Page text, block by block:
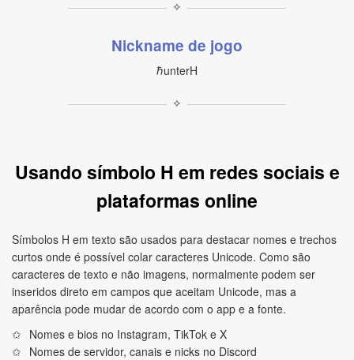
✧
Nickname de jogo
ℏunterH
✧
Usando símbolo H em redes sociais e
plataformas online
Símbolos H em texto são usados para destacar nomes e trechos
curtos onde é possível colar caracteres Unicode. Como são
caracteres de texto e não imagens, normalmente podem ser
inseridos direto em campos que aceitam Unicode, mas a
aparência pode mudar de acordo com o app e a fonte.
Nomes e bios no Instagram, TikTok e X
Nomes de servidor, canais e nicks no Discord